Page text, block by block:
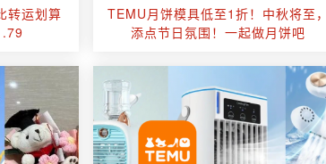
转运划算
TEMU月饼模具低至1折！中秋将至，
添点节日氛围！一起做月饼吧